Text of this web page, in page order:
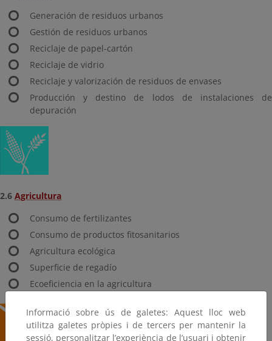
Generación de residuos urbanos
Gestión de residuos urbanos
Reciclaje de papel-cartón
Reciclaje de vidrio
Reciclaje y valorización de residuos de envases
Producción y destino de lodos de instalaciones de
depuración
2.6 Agricultura
Consumo de fertilizantes
Consumo de productos fitosanitarios
Agricultura ecológica
Superficie de regadío
Ecoeficiencia en la agricultura
Informació sobre ús de galetes: Aquest lloc web
utilitza galetes pròpies i de tercers per mantenir la
sessió, personalitzar l’experiència de l’usuari i obtenir